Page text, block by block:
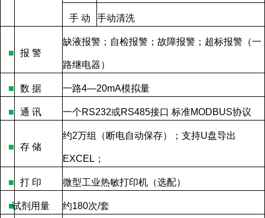
手 动 手动清洗
■ 报 警
缺液报警；自检报警；故障报警；超标报警（一
路继电器）
■ 数 据 一路4—20mA模拟量
■ 通 讯 一个RS232或RS485接口 标准MODBUS协议
■ 存 储
约2万组（断电自动保存）；支持U盘导出
EXCEL ；
■ 打 印 微型工业热敏打印机（选配）
■试剂用量 约180次/套